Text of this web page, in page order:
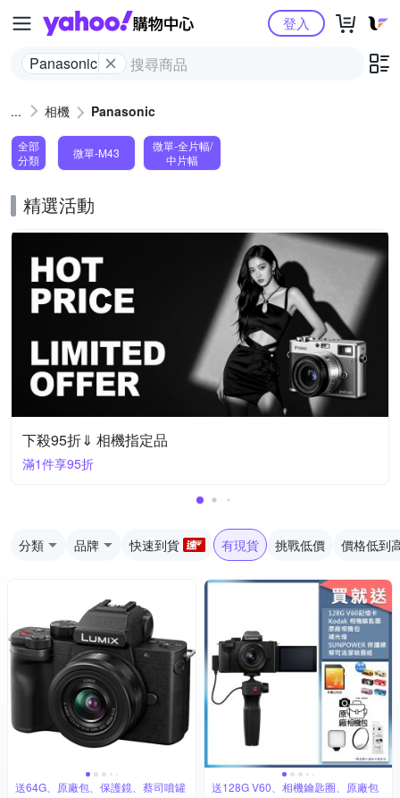
Yahoo購物中心
Panasonic
登入
相機 Panasonic
全部
分類
微單-M43
微單-全片幅/
中片幅
精選活動
下殺95折⇓ 相機指定品
滿1件享95折
分類 品牌 快速到貨 有現貨 挑戰低價 價格低到
送64G、原廠包、保護鏡、蔡司噴罐 送128G V60、相機鑰匙圈、原廠包